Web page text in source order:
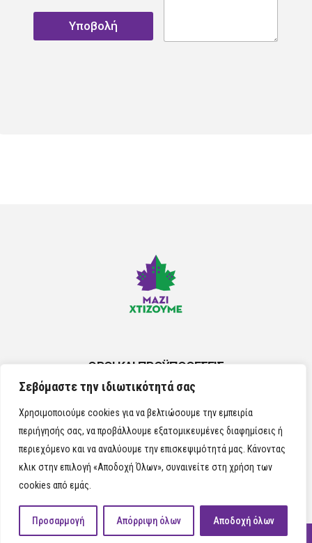
Σεβόμαστε την ιδιωτικότητά σας
Χρησιμοποιούμε cookies για να βελτιώσουμε την εμπειρία
περιήγησής σας, να προβάλλουμε εξατομικευμένες διαφημίσεις ή
περιεχόμενο και να αναλύουμε την επισκεψιμότητά μας. Κάνοντας
κλικ στην επιλογή «Αποδοχή Όλων», συναινείτε στη χρήση των
cookies από εμάς.
Προσαρμογή Απόρριψη όλων Αποδοχή όλων
Υποβολή
ΟΡΟΙ ΚΑΙ ΠΡΟΫΠΟΘΕΣΕΙΣ
ΠΟΛΙΤΙΚΗ ΤΩΝ COOKIES
ΜΑΖΙ ΧΤΙΖΟΥΜΕ 2024